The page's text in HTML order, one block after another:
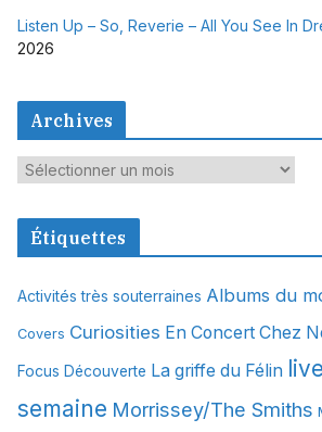
Listen Up – So, Reverie – All You See In
2026
Archives
A
c
v
e
Étiquettes
Activités très souterraines Albums du
Covers Curiosities En Concert Chez
Focus Découverte La griffe du Félin
semaine Morrissey/The Smiths